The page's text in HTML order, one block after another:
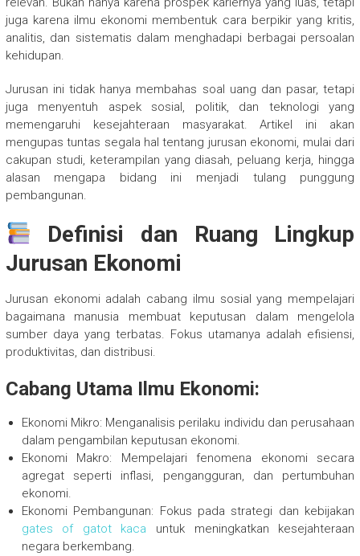
juga karena ilmu ekonomi membentuk cara berpikir yang kritis,
analitis, dan sistematis dalam menghadapi berbagai persoalan
kehidupan.
Jurusan ini tidak hanya membahas soal uang dan pasar, tetapi
juga menyentuh aspek sosial, politik, dan teknologi yang
memengaruhi kesejahteraan masyarakat. Artikel ini akan
mengupas tuntas segala hal tentang jurusan ekonomi, mulai dari
cakupan studi, keterampilan yang diasah, peluang kerja, hingga
alasan mengapa bidang ini menjadi tulang punggung
pembangunan.
Definisi dan Ruang Lingkup
Jurusan Ekonomi
Jurusan ekonomi adalah cabang ilmu sosial yang mempelajari
bagaimana manusia membuat keputusan dalam mengelola
sumber daya yang terbatas. Fokus utamanya adalah efisiensi,
produktivitas, dan distribusi.
Cabang Utama Ilmu Ekonomi:
Ekonomi Mikro: Menganalisis perilaku individu dan perusahaan
dalam pengambilan keputusan ekonomi.
Ekonomi Makro: Mempelajari fenomena ekonomi secara
agregat seperti inflasi, pengangguran, dan pertumbuhan
ekonomi.
Ekonomi Pembangunan: Fokus pada strategi dan kebijakan
gates of gatot kaca untuk meningkatkan kesejahteraan
negara berkembang.